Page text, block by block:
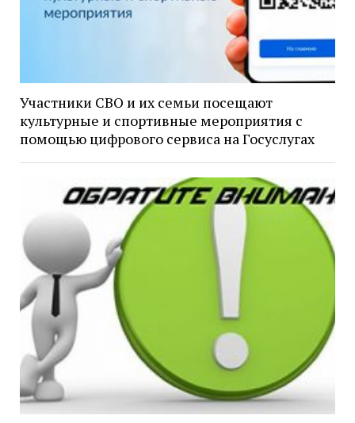
Участники СВО и их семьи посещают
культурные и спортивные мероприятия с
помощью цифрового сервиса на Госуслугах